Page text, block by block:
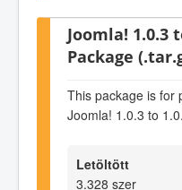
Joomla! 1.0.3
Package
This package is for
Joomla! 1.0.3 to
Letöltött
3.328 szer